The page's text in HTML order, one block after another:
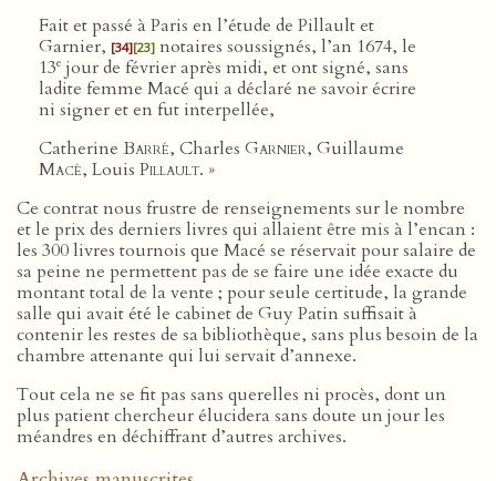
Fait et passé à Paris en l’étude de Pillault et
Garnier, [34][23] notaires soussignés, l’an 1674, le
13e jour de février après midi, et ont signé, sans
ladite femme Macé qui a déclaré ne savoir écrire
ni signer et en fut interpellée,
Catherine Barré, Charles Garnier, Guillaume
Macé, Louis Pillault. »
Ce contrat nous frustre de renseignements sur le nombre
et le prix des derniers livres qui allaient être mis à l’encan :
les 300 livres tournois que Macé se réservait pour salaire de
sa peine ne permettent pas de se faire une idée exacte du
montant total de la vente ; pour seule certitude, la grande
salle qui avait été le cabinet de Guy Patin suffisait à
contenir les restes de sa bibliothèque, sans plus besoin de la
chambre attenante qui lui servait d’annexe.
Tout cela ne se fit pas sans querelles ni procès, dont un
plus patient chercheur élucidera sans doute un jour les
méandres en déchiffrant d’autres archives.